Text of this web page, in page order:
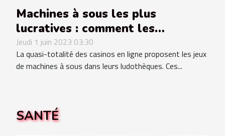
Machines à sous les plus
lucratives : comment les
trouver ?
Jeudi 1 juin 2023 03:30
La quasi-totalité des casinos en ligne proposent les jeux
de machines à sous dans leurs ludothèques. Ces...
SANTÉ